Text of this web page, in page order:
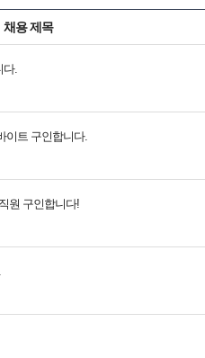
채용 제목
다.
이트 구인합니다.
원 구인합니다!